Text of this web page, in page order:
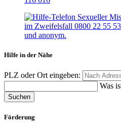
Hilfe in der Nähe
PLZ oder Ort eingeben:
Was
Suchen
Förderung